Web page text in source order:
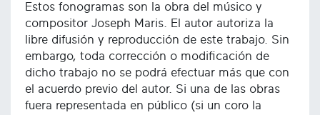
Estos fonogramas son la obra del músico y
compositor Joseph Maris. El autor autoriza la
libre difusión y reproducción de este trabajo. Sin
embargo, toda corrección o modificación de
dicho trabajo no se podrá efectuar más que con
el acuerdo previo del autor. Si una de las obras
fuera representada en público (si un coro la